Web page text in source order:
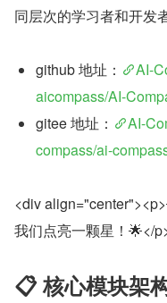
同层次的学习者和开发
github 地址：
AI-
aicompass/AI-
gitee 地址：
AI-
compass/ai-
<div
我们点亮一颗星！🌟</
📋 核心模块架